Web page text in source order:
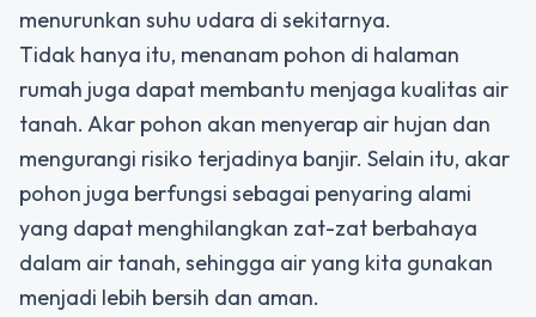
menurunkan suhu udara di sekitarnya.
Tidak hanya itu, menanam pohon di halaman
rumah juga dapat membantu menjaga kualitas air
tanah. Akar pohon akan menyerap air hujan dan
mengurangi risiko terjadinya banjir. Selain itu, akar
pohon juga berfungsi sebagai penyaring alami
yang dapat menghilangkan zat-zat berbahaya
dalam air tanah, sehingga air yang kita gunakan
menjadi lebih bersih dan aman.